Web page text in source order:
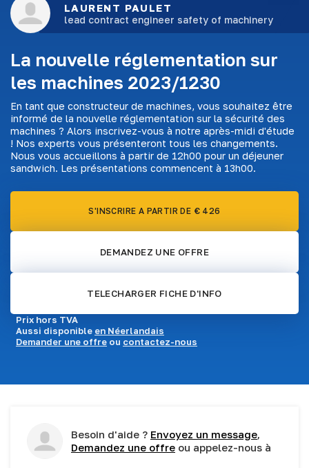
LAURENT PAULET
lead contract engineer safety of machinery
La nouvelle réglementation sur
les machines 2023/1230
En tant que constructeur de machines, vous souhaitez être
informé de la nouvelle réglementation sur la sécurité des
machines ? Alors inscrivez-vous à notre après-midi d'étude
! Nos experts vous présenteront tous les changements.
Nous vous accueillons à partir de 12h00 pour un déjeuner
sandwich. Les présentations commencent à 13h00.
S'INSCRIRE A PARTIR DE € 426
DEMANDEZ UNE OFFRE
TELECHARGER FICHE D'INFO
Prix hors TVA
Aussi disponible en Néerlandais
Demander une offre ou contactez-nous
Besoin d'aide ? Envoyez un message,
Demandez une offre ou appelez-nous à